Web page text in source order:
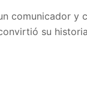
comunicador y
su